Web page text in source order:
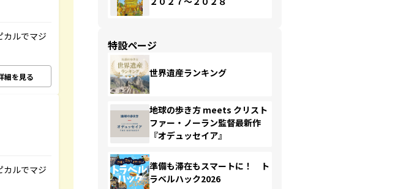
カルでマジ
細を見る
カルでマジ
特設ページ
世界遺産ランキング
地球の歩き方 meets クリスト
ファー・ノーラン監督最新作
『オデュッセイア』
準備も滞在もスマートに！ ト
ラベルハック2026